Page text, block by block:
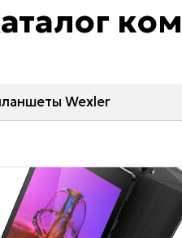
Wexler